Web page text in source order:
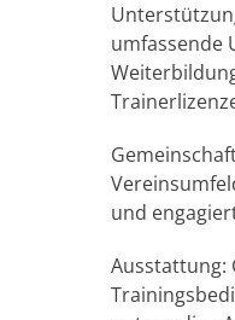
umfassende
und
Ausstattung: